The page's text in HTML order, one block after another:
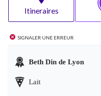
Itineraires
Signaler une erreur
Beth Din de Lyon
Lait